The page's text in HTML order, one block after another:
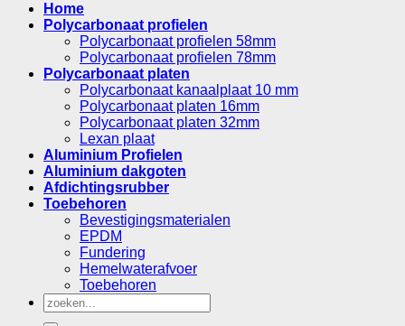
Home
Polycarbonaat profielen
Polycarbonaat profielen 58mm
Polycarbonaat profielen 78mm
Polycarbonaat platen
Polycarbonaat kanaalplaat 10 mm
Polycarbonaat platen 16mm
Polycarbonaat platen 32mm
Lexan plaat
Aluminium Profielen
Aluminium dakgoten
Afdichtingsrubber
Toebehoren
Bevestigingsmaterialen
EPDM
Fundering
Hemelwaterafvoer
Toebehoren
Zoeken
naar: